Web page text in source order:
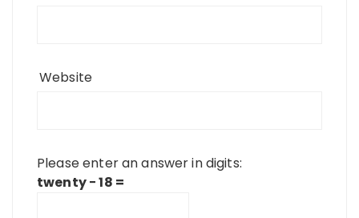
Website
Please enter an answer in digits:
twenty − 18 =